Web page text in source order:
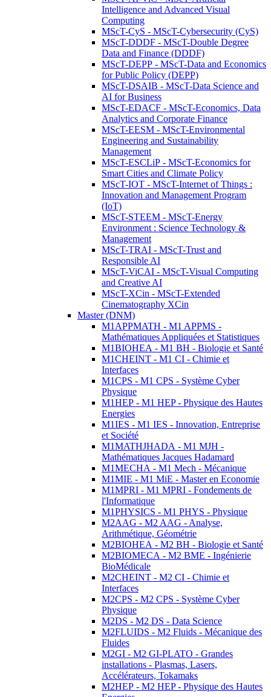
Intelligence and Advanced Visual
Computing
MScT-CyS - MScT-Cybersecurity (CyS)
MScT-DDDF - MScT-Double Degree
Data and Finance (DDDF)
MScT-DEPP - MScT-Data and Economics
for Public Policy (DEPP)
MScT-DSAIB - MScT-Data Science and
AI for Business
MScT-EDACF - MScT-Economics, Data
Analytics and Corporate Finance
MScT-EESM - MScT-Environmental
Engineering and Sustainability
Management
MScT-ESCLiP - MScT-Economics for
Smart Cities and Climate Policy
MScT-IOT - MScT-Internet of Things :
Innovation and Management Program
(IoT)
MScT-STEEM - MScT-Energy
Environment : Science Technology &
Management
MScT-TRAI - MScT-Trust and
Responsible AI
MScT-ViCAI - MScT-Visual Computing
and Creative AI
MScT-XCin - MScT-Extended
Cinematography XCin
Master (DNM)
M1APPMATH - M1 APPMS -
Mathématiques Appliquées et Statistiques
M1BIOHEA - M1 BH - Biologie et Santé
M1CHEINT - M1 CI - Chimie et
Interfaces
M1CPS - M1 CPS - Système Cyber
Physique
M1HEP - M1 HEP - Physique des Hautes
Energies
M1IES - M1 IES - Innovation, Entreprise
et Société
M1MATHJHADA - M1 MJH -
Mathématiques Jacques Hadamard
M1MECHA - M1 Mech - Mécanique
M1MIE - M1 MiE - Master en Economie
M1MPRI - M1 MPRI - Fondements de
l'Informatique
M1PHYSICS - M1 PHYS - Physique
M2AAG - M2 AAG - Analyse,
Arithmétique, Géométrie
M2BIOHEA - M2 BH - Biologie et Santé
M2BIOMECA - M2 BME - Ingénierie
BioMédicale
M2CHEINT - M2 CI - Chimie et
Interfaces
M2CPS - M2 CPS - Système Cyber
Physique
M2DS - M2 DS - Data Science
M2FLUIDS - M2 Fluids - Mécanique des
Fluides
M2GI - M2 GI-PLATO - Grandes
installations - Plasmas, Lasers,
Accélérateurs, Tokamaks
M2HEP - M2 HEP - Physique des Hautes